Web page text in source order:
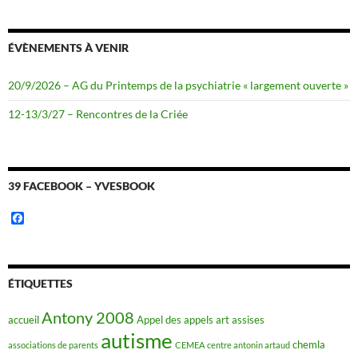
ÉVÈNEMENTS À VENIR
20/9/2026 – AG du Printemps de la psychiatrie « largement ouverte »
12-13/3/27 – Rencontres de la Criée
39 FACEBOOK – YVESBOOK
b
o
o
ÉTIQUETTES
accueilAntony 2008 Appel des appels artassises
associations de parents autisme CEMEA centre antonin artaud chemla